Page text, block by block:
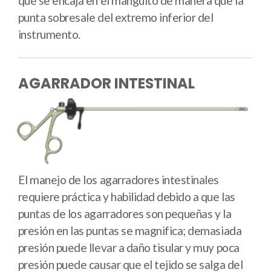
punta sobresale del extremo inferior del
instrumento.
AGARRADOR INTESTINAL
El manejo de los agarradores intestinales
requiere práctica y habilidad debido a que las
puntas de los agarradores son pequeñas y la
presión en las puntas se magnifica; demasiada
presión puede llevar a daño tisular y muy poca
presión puede causar que el tejido se salga del